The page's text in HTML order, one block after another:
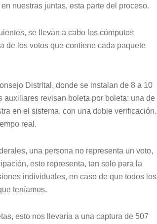
nuestras juntas, esta parte del proceso.
se llevan a cabo los cómputos
de los votos que contiene cada paquete
Distrital, donde se instalan de 8 a 10
auxiliares revisan boleta por boleta: una de
en el sistema, con una doble verificación.
real.
una persona no representa un voto,
esto representa, tan solo para la
individuales, en caso de que todos los
teníamos.
esto nos llevaría a una captura de 507